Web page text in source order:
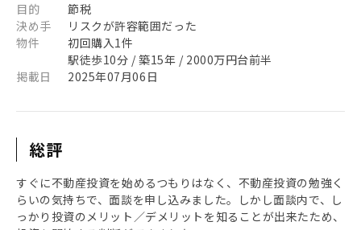
目的
節税
決め手
リスクが許容範囲だった
物件
初回購入1件
駅徒歩10分 / 築15年 / 2000万円台前半
掲載日
2025年07月06日
総評
すぐに不動産投資を始めるつもりはなく、不動産投資の勉強く
らいの気持ちで、面談を申し込みました。しかし面談内で、し
っかり投資のメリット／デメリットを知ることが出来たため、